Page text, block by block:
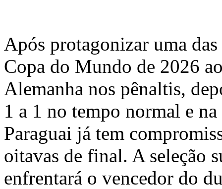
Após protagonizar uma
Copa do Mundo de 2026
Alemanha nos pênaltis,
1 a 1 no tempo normal e
Paraguai já tem
oitavas de final. A seleção
enfrentará o vencedor do